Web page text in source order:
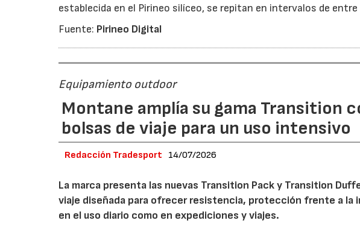
establecida en el Pirineo silíceo, se repitan en intervalos de entre
Fuente: Pirineo Digital
Equipamiento outdoor
Montane amplía su gama Transition
bolsas de viaje para un uso intensivo
Redacción Tradesport 14/07/2026
La marca presenta las nuevas Transition Pack y Transition
viaje diseñada para ofrecer resistencia, protección frente a
en el uso diario como en expediciones y viajes.